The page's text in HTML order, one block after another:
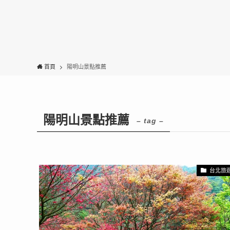
首頁 陽明山景點推薦
陽明山景點推薦 – tag –
台北旅